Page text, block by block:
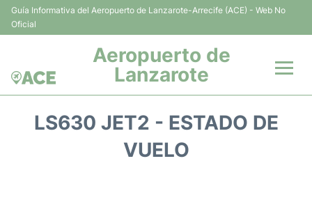
Guía Informativa del Aeropuerto de Lanzarote-Arrecife (ACE) - Web No
Oficial
Aeropuerto de
Lanzarote
LS630 JET2 - ESTADO DE
VUELO